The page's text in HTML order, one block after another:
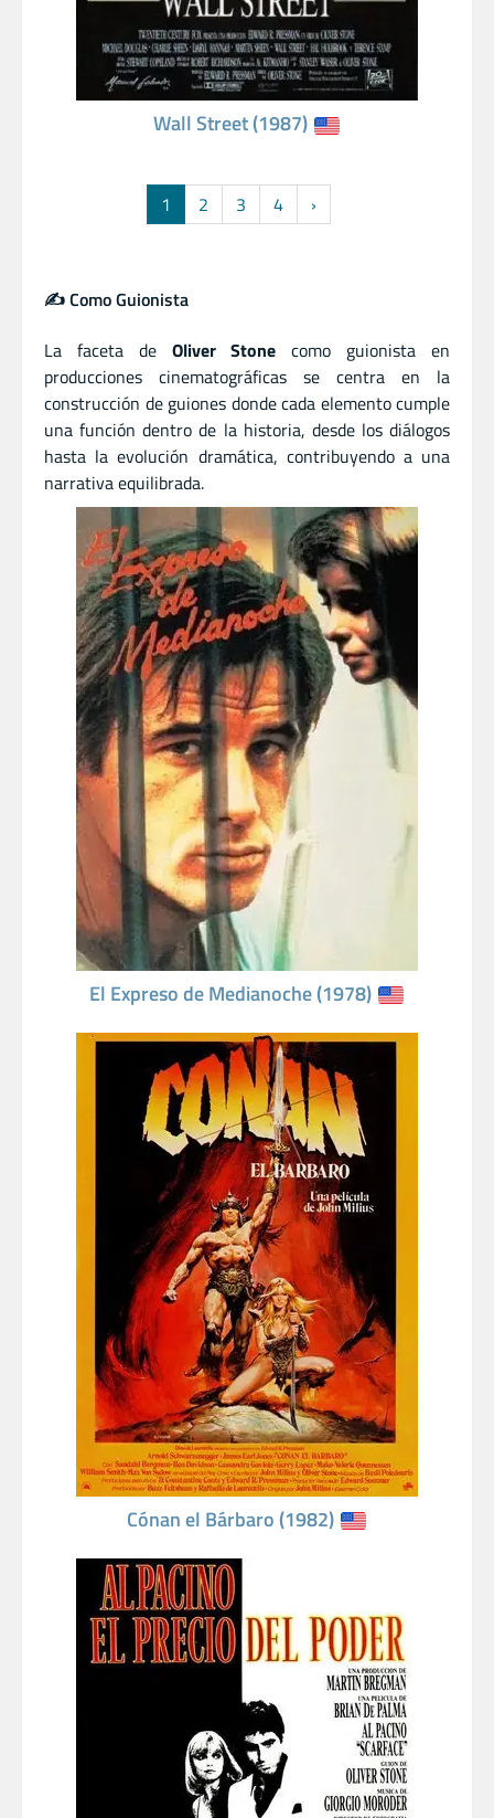
Wall Street (1987)
1 2 3 4 ›
✍️ Como Guionista
La faceta de Oliver Stone como guionista en
producciones cinematográficas se centra en la
construcción de guiones donde cada elemento cumple
una función dentro de la historia, desde los diálogos
hasta la evolución dramática, contribuyendo a una
narrativa equilibrada.
El Expreso de Medianoche (1978)
Cónan el Bárbaro (1982)